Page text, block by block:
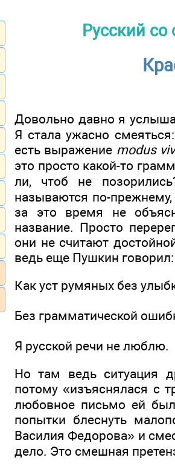
Русский
Довольно давно я
Я стала ужасно
есть выражение modus
это просто какой-то
ли, чтоб не
называются по-
за это время не
название. Просто
они не считают
ведь еще Пушкин говорил:
Как уст румяных без
Без грамматической
Я русской речи не люблю.
Но там ведь ситуация
потому «изъяснялася с
любовное письмо ей
попытки блеснуть
Василия Федорова» и
дело. Это смешная